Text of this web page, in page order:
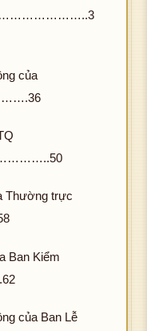
của
Thường trực
Ban Kiểm
của Ban Lễ